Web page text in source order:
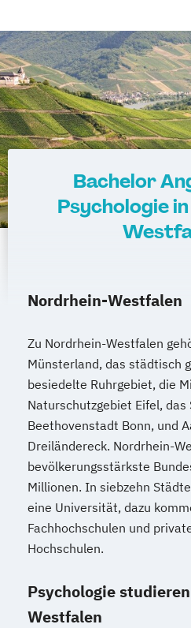
Bachelor
Psychologie
Nordrhein-Westfalen
Zu Nordrhein-Westfalen
Münsterland, das städtisch
besiedelte Ruhrgebiet, die
Naturschutzgebiet Eifel, das
Beethovenstadt Bonn, und
Dreiländereck. Nordrhein-
bevölkerungsstärkste
Millionen. In siebzehn
eine Universität, dazu
Fachhochschulen und
Hochschulen.
Psychologie
Westfalen